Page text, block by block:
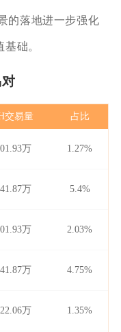
的落地进一步强化
础。
交易量 占比
万 1.27%
万 5.4%
万 2.03%
万 4.75%
万 1.35%